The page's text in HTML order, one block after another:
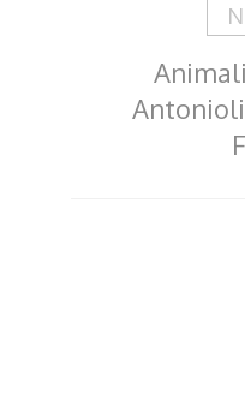
Antonioli